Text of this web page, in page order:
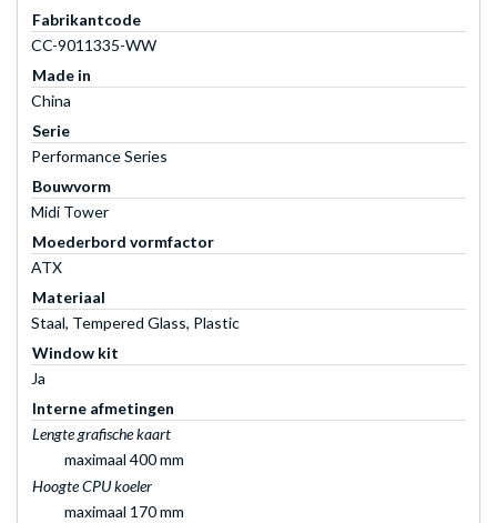
Fabrikantcode
CC-9011335-WW
Made in
China
Serie
Performance Series
Bouwvorm
Midi Tower
Moederbord vormfactor
ATX
Materiaal
Staal, Tempered Glass, Plastic
Window kit
Ja
Interne afmetingen
Lengte grafische kaart
maximaal 400 mm
Hoogte CPU koeler
maximaal 170 mm